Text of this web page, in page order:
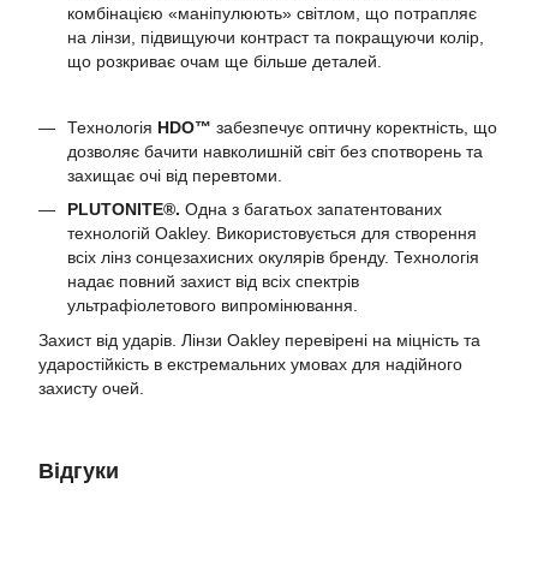
комбінацією «маніпулюють» світлом, що потрапляє
на лінзи, підвищуючи контраст та покращуючи колір,
що розкриває очам ще більше деталей.
Технологія HDO™ забезпечує оптичну коректність, що
дозволяє бачити навколишній світ без спотворень та
захищає очі від перевтоми.
PLUTONITE®. Одна з багатьох запатентованих
технологій Oakley. Використовується для створення
всіх лінз сонцезахисних окулярів бренду. Технологія
надає повний захист від всіх спектрів
ультрафіолетового випромінювання.
Захист від ударів. Лінзи Oakley перевірені на міцність та
ударостійкість в екстремальних умовах для надійного
захисту очей.
Відгуки